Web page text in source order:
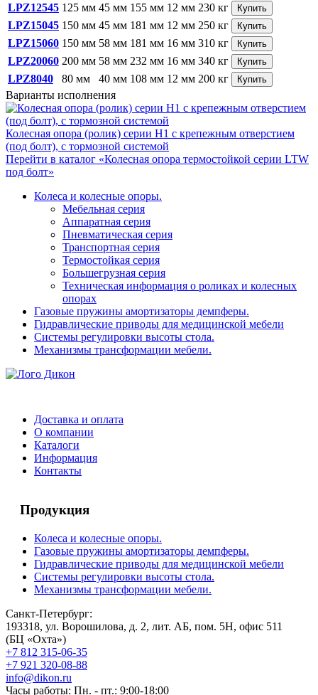
LPZ12545 125 мм 45 мм 155 мм 12 мм 230 кг Купить
LPZ15045 150 мм 45 мм 181 мм 12 мм 250 кг Купить
LPZ15060 150 мм 58 мм 181 мм 16 мм 310 кг Купить
LPZ20060 200 мм 58 мм 232 мм 16 мм 340 кг Купить
LPZ8040 80 мм 40 мм 108 мм 12 мм 200 кг Купить
Варианты исполнения
Колесная опора (ролик) серии H1 с крепежным отверстием
(под болт), с тормозной системой
Перейти в каталог «Колесная опора термостойкой серии LTW
под болт»
Колеса и колесные опоры.
Мебельная серия
Аппаратная серия
Пневматическая серия
Транспортная серия
Термостойкая серия
Большегрузная серия
Техническая информация о роликах и колесных
опорах
Газовые пружины амортизаторы демпферы.
Гидравлические приводы для медицинской мебели
Системы регулировки высоты стола.
Механизмы трансформации мебели.
Доставка и оплата
О компании
Каталоги
Информация
Контакты
Продукция
Колеса и колесные опоры.
Газовые пружины амортизаторы демпферы.
Гидравлические приводы для медицинской мебели
Системы регулировки высоты стола.
Механизмы трансформации мебели.
Санкт-Петербург:
193318, ул. Ворошилова, д. 2, лит. АБ, пом. 5Н, офис 511
(БЦ «Охта»)
+7 812 315-06-35
+7 921 320-08-88
info@dikon.ru
Часы работы: Пн. - пт.: 9:00-18:00